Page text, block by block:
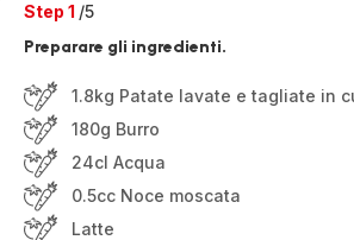
Step 1 /5
Preparare gli ingredienti.
1.8kg Patate lavate e tagliate in
180g Burro
24cl Acqua
0.5cc Noce moscata
Latte